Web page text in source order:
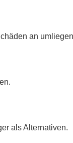
an
als Alternativen.